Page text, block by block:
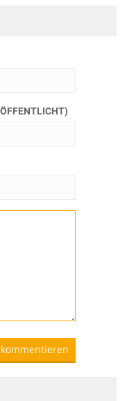
kommentieren